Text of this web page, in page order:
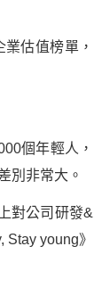
估值榜單，
個年輕人，
別非常大。
對公司研發&
young》